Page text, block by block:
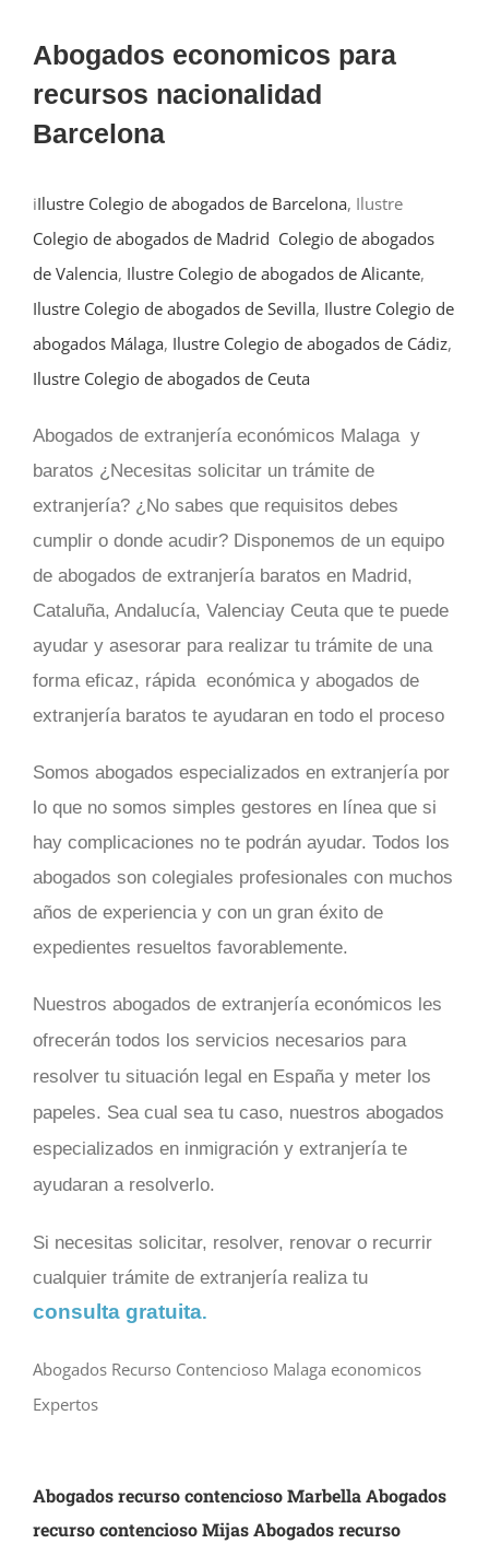
Abogados economicos para
recursos nacionalidad
Barcelona
iIlustre Colegio de abogados de Barcelona, Ilustre
Colegio de abogados de Madrid Colegio de abogados
de Valencia, Ilustre Colegio de abogados de Alicante,
Ilustre Colegio de abogados de Sevilla, Ilustre Colegio de
abogados Málaga, Ilustre Colegio de abogados de Cádiz,
Ilustre Colegio de abogados de Ceuta
Abogados de extranjería económicos Malaga y
baratos ¿Necesitas solicitar un trámite de
extranjería? ¿No sabes que requisitos debes
cumplir o donde acudir? Disponemos de un equipo
de abogados de extranjería baratos en Madrid,
Cataluña, Andalucía, Valenciay Ceuta que te puede
ayudar y asesorar para realizar tu trámite de una
forma eficaz, rápida económica y abogados de
extranjería baratos te ayudaran en todo el proceso
Somos abogados especializados en extranjería por
lo que no somos simples gestores en línea que si
hay complicaciones no te podrán ayudar. Todos los
abogados son colegiales profesionales con muchos
años de experiencia y con un gran éxito de
expedientes resueltos favorablemente.
Nuestros abogados de extranjería económicos les
ofrecerántodos los servicios necesarios para
resolver tu situación legal en España y meter los
papeles. Sea cual sea tu caso, nuestros abogados
especializados en inmigración y extranjería te
ayudaran a resolverlo.
Si necesitas solicitar, resolver, renovar o recurrir
cualquier trámite de extranjería realiza tu
consulta gratuita.
Abogados Recurso Contencioso Malaga economicos
Expertos
Abogados recurso contencioso Marbella Abogados
recurso contencioso Mijas Abogados recurso